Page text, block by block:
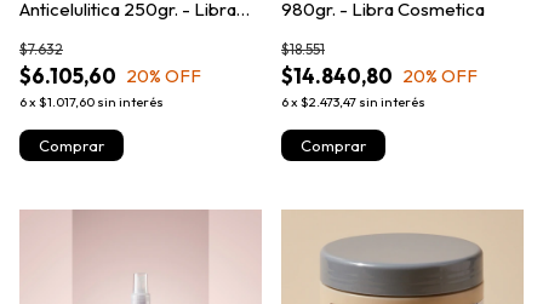
Anticelulitica 250gr. - Libra
$6.105,60
$7.632
20% OFF
6x $1.017,60 sin interés
980gr. - Libra Cosmetica
$14.840,80
$18.551
20% OFF
6x $2.473,47 sin interés